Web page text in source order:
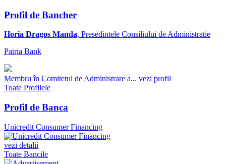
Profil de Bancher
Horia Dragos Manda, Presedintele Consiliului de Administratie
Patria Bank
Membru în Comitetul de Administrare a... vezi profil
Toate Profilele
Profil de Banca
Unicredit Consumer Financing
vezi detalii
Toate Bancile